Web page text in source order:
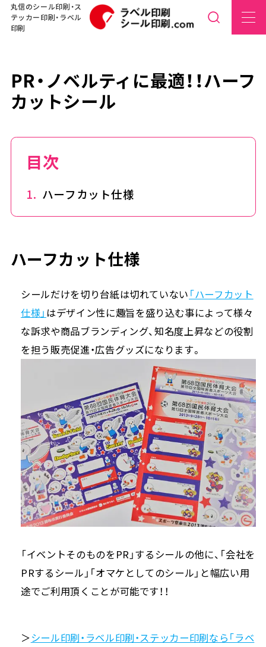
丸信のシール印刷・ス
テッカー印刷・ラベル
印刷
PR・ノベルティに最適！！ハーフ
カットシール
目次
ハーフカット仕様
ハーフカット仕様
シールだけを切り台紙は切れていない 「ハーフカット
仕様」 はデザイン性に趣旨を盛り込む事によって様々
な訴求や商品ブランディング、知名度上昇などの役割
を担う販売促進・広告グッズになります。
「イベントそのものをPR」するシールの他に、「会社を
PRするシール」「オマケとしてのシール」と幅広い用
途でご利用頂くことが可能です！！
＞シール印刷・ラベル印刷・ステッカー印刷なら「ラベ